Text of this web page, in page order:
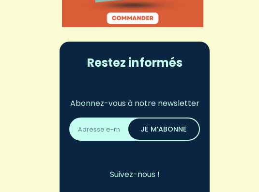
Restez informés
Abonnez-vous à notre newsletter
Adresse
email
*
JE M’ABONNE
Suivez-nous !